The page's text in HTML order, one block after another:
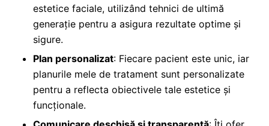
estetice faciale, utilizând tehnici de ultimă
generație pentru a asigura rezultate optime și
sigure.
Plan personalizat: Fiecare pacient este unic, iar
planurile mele de tratament sunt personalizate
pentru a reflecta obiectivele tale esteticeși
funcționale.